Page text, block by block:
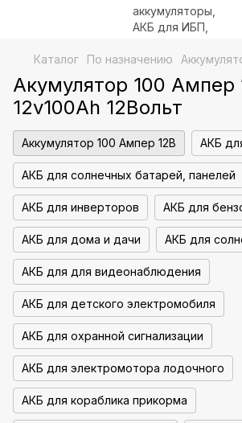
Каталог По назначению
Акумулятор 100 Ампер
12v100Ah 12Вольт
Аккумулятор 100 Ампер 12В АКБ
АКБ для солнечных батарей, панелей
АКБ для инверторов АКБ для
АКБ для дома и дачи АКБ для
АКБ для для видеонаблюдения
АКБ для детского электромобиля
АКБ для охранной сигнализации
АКБ для электромотора лодочного
АКБ для кораблика прикорма